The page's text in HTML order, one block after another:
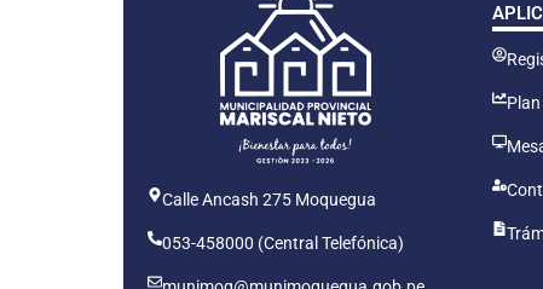
Calle Ancash 275 Moquegua
053-458000 (Central Telefónica)